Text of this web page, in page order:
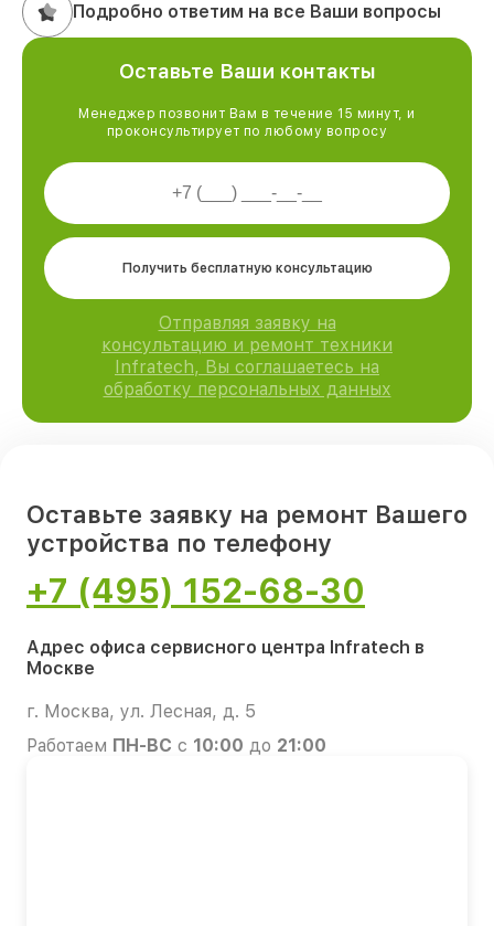
Подробно ответим на все Ваши вопросы
Оставьте Ваши контакты
Менеджер позвонит Вам в течение 15 минут, и
проконсультирует по любому вопросу
Получить бесплатную консультацию
Отправляя заявку на
консультацию и ремонт техники
Infratech, Вы соглашаетесь на
обработку персональных данных
Оставьте заявку на ремонт Вашего
устройства по телефону
+7 (495) 152-68-30
Адрес офиса сервисного центра Infratech в
Москве
г. Москва, ул. Лесная, д. 5
Работаем ПН-ВС с 10:00 до 21:00